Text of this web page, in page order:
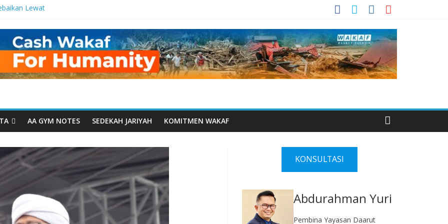
Lewat
Manfaat
dari Serua:
Yayasan
Daarut Tauhiid
Ketika
Wakaf
Wakaf
AA GYM NOTES SEDEKAH JARIYAH KOMITMEN WAKAF
KONSULTASI
Abdurahman Yuri
Pembina Yayasan Daarut